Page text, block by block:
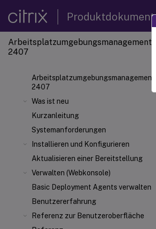
Arbeitsplatzumgebungsmanagement
2407
Arbeitsplatzumgebungsmanagement
2407
Was ist neu
Kurzanleitung
Systemanforderungen
Installieren und Konfigurieren
Aktualisieren einer Bereitstellung
Verwalten (Webkonsole)
Basic Deployment Agents verwalten
Benutzererfahrung
Referenz zur Benutzeroberfläche